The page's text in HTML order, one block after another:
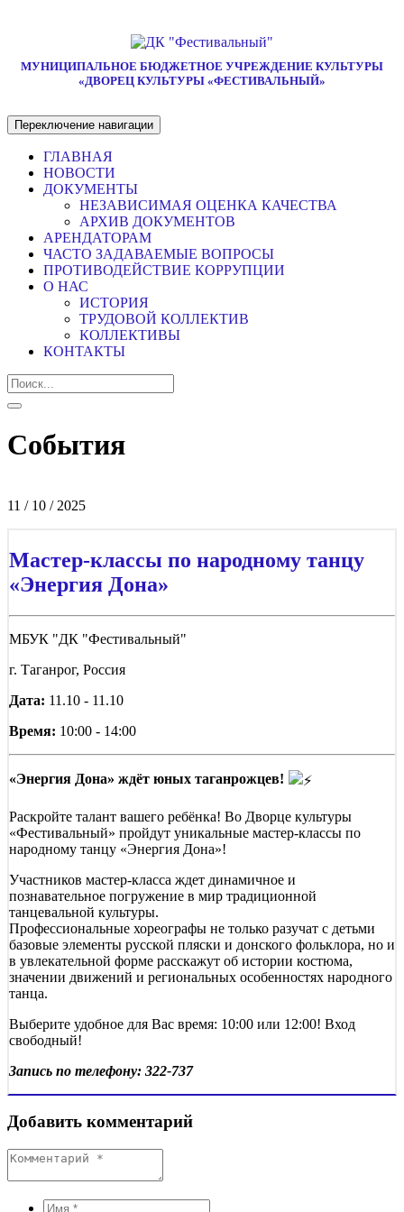
МУНИЦИПАЛЬНОЕ БЮДЖЕТНОЕ УЧРЕЖДЕНИЕ КУЛЬТУРЫ
«ДВОРЕЦ КУЛЬТУРЫ «ФЕСТИВАЛЬНЫЙ»
Переключение навигации
ГЛАВНАЯ
НОВОСТИ
ДОКУМЕНТЫ
НЕЗАВИСИМАЯ ОЦЕНКА КАЧЕСТВА
АРХИВ ДОКУМЕНТОВ
АРЕНДАТОРАМ
ЧАСТО ЗАДАВАЕМЫЕ ВОПРОСЫ
ПРОТИВОДЕЙСТВИЕ КОРРУПЦИИ
О НАС
ИСТОРИЯ
ТРУДОВОЙ КОЛЛЕКТИВ
КОЛЛЕКТИВЫ
КОНТАКТЫ
События
11 / 10 / 2025
Мастер-классы по народному танцу
«Энергия Дона»
МБУК "ДК "Фестивальный"
г. Таганрог, Россия
Дата: 11.10 - 11.10
Время: 10:00 - 14:00
«Энергия Дона» ждёт юных таганрожцев!
Раскройте талант вашего ребёнка! Во Дворце культуры
«Фестивальный» пройдут уникальные мастер-классы по
народному танцу «Энергия Дона»!
Участников мастер-класса ждет динамичное и
познавательное погружение в мир традиционной
танцевальной культуры.
Профессиональные хореографы не только разучат с детьми
базовые элементы русской пляски и донского фольклора, но и
в увлекательной форме расскажут об истории костюма,
значении движений и региональных особенностях народного
танца.
Выберите удобное для Вас время: 10:00 или 12:00! Вход
свободный!
Запись по телефону: 322-737
Добавить комментарий